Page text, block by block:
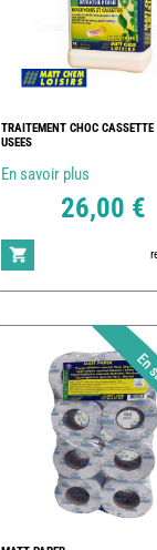
TRAITEMENT CHOC CASSETTE
USEES
En savoir plus
26,00 €